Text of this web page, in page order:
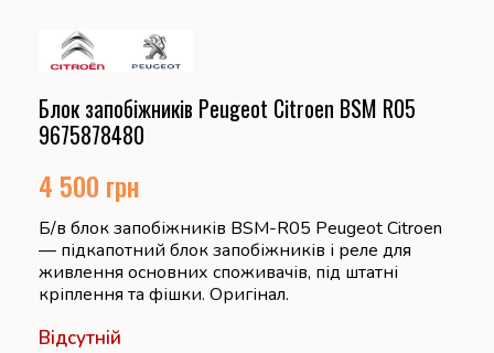
Блок запобіжників Peugeot Citroen BSM R05
9675878480
4 500 грн
Б/в блок запобіжників BSM-R05 Peugeot Citroen
— підкапотний блок запобіжників і реле для
живлення основних споживачів, під штатні
кріплення та фішки. Оригінал.
Відсутній